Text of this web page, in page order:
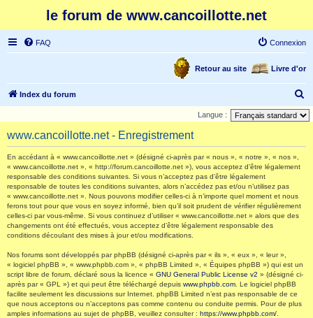
le forum de www.cancoillotte.net
FAQ Connexion
Livre d'or
Retour au site
Index du forum
e
Langue :
www.cancoillotte.net - Enregistrement
En accédant à « www.cancoillotte.net » (désigné ci-après par « nous », « notre », « nos »,
« www.cancoillotte.net », « http://forum.cancoillotte.net »), vous acceptez d’être légalement
responsable des conditions suivantes. Si vous n’acceptez pas d’être légalement
responsable de toutes les conditions suivantes, alors n’accédez pas et/ou n’utilisez pas
« www.cancoillotte.net ». Nous pouvons modifier celles-ci à n’importe quel moment et nous
ferons tout pour que vous en soyez informé, bien qu’il soit prudent de vérifier régulièrement
celles-ci par vous-même. Si vous continuez d’utiliser « www.cancoillotte.net » alors que des
changements ont été effectués, vous acceptez d’être légalement responsable des
conditions découlant des mises à jour et/ou modifications.
Nos forums sont développés par phpBB (désigné ci-après par « ils », « eux », « leur »,
« logiciel phpBB », « www.phpbb.com », « phpBB Limited », « Équipes phpBB ») qui est un
script libre de forum, déclaré sous la licence « GNU General Public License v2 » (désigné ci-
après par « GPL ») et qui peut être téléchargé depuis www.phpbb.com . Le logiciel phpBB
facilite seulement les discussions sur Internet. phpBB Limited n’est pas responsable de ce
que nous acceptons ou n’acceptons pas comme contenu ou conduite permis. Pour de plus
amples informations au sujet de phpBB, veuillez consulter : https://www.phpbb.com/